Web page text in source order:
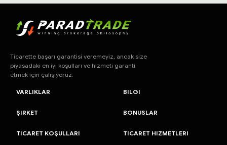
Ticarette başarı garantisi veremeyiz, ancak size
piyasadaki en iyi koşulları ve hizmeti garanti
etmek için çalışıyoruz.
VARLIKLAR BILGI
ŞIRKET BONUSLAR
TICARET KOŞULLARI TICARET HIZMETLERI